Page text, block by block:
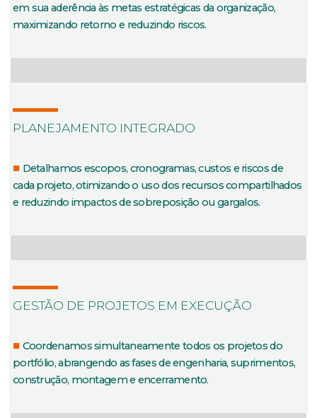
em sua aderência às metas estratégicas da organização,
maximizando retorno e reduzindo riscos.
PLANEJAMENTO INTEGRADO
Detalhamos escopos, cronogramas, custos e riscos de
cada projeto, otimizando o uso dos recursos compartilhados
e reduzindo impactos de sobreposição ou gargalos.
GESTÃO DE PROJETOS EM EXECUÇÃO
Coordenamos simultaneamente todos os projetos do
portfólio, abrangendo as fases de engenharia, suprimentos,
construção, montagem e encerramento.